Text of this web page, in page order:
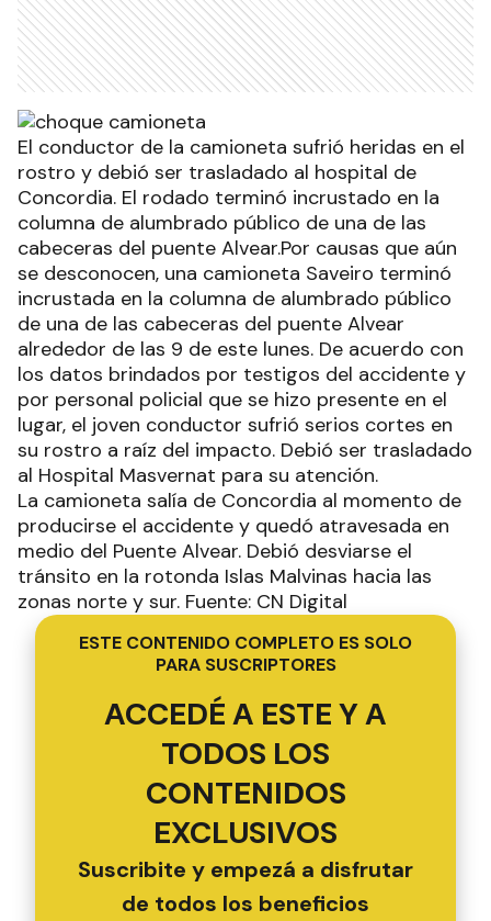
El conductor de la camioneta sufrió heridas en el
rostro y debió ser trasladado al hospital de
Concordia. El rodado terminó incrustado en la
columna de alumbrado público de una de las
cabeceras del puente Alvear.Por causas que aún
se desconocen, una camioneta Saveiro terminó
incrustada en la columna de alumbrado público
de una de las cabeceras del puente Alvear
alrededor de las 9 de este lunes. De acuerdo con
los datos brindados por testigos del accidente y
por personal policial que se hizo presente en el
lugar, el joven conductor sufrió serios cortes en
su rostro a raíz del impacto. Debió ser trasladado
al Hospital Masvernat para su atención.
La camioneta salía de Concordia al momento de
producirse el accidente y quedó atravesada en
medio del Puente Alvear. Debió desviarse el
tránsito en la rotonda Islas Malvinas hacia las
zonas norte y sur. Fuente: CN Digital
ESTE CONTENIDO COMPLETO ES SOLO
PARA SUSCRIPTORES
ACCEDÉ A ESTE Y A
TODOS LOS
CONTENIDOS
EXCLUSIVOS
Suscribite y empezá a disfrutar
de todos los beneficios